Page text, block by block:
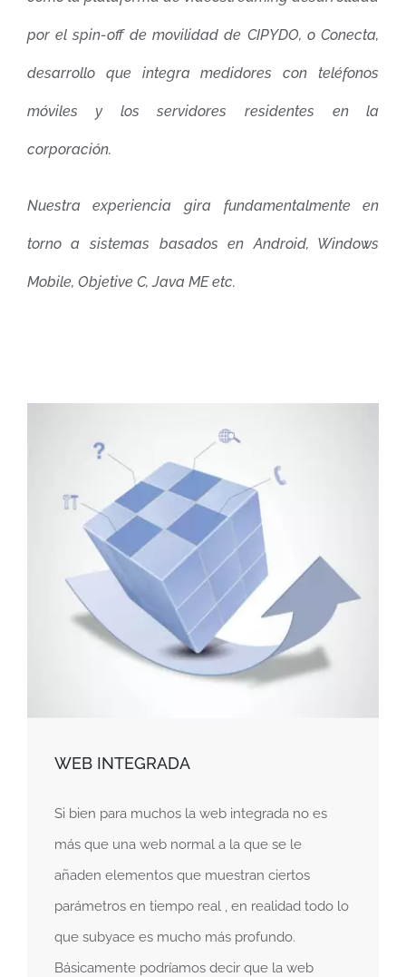
por el spin-off de movilidad de CIPYDO, o Conecta,
desarrollo que integra medidores con teléfonos
móviles y los servidores residentes en la
corporación.
Nuestra experiencia gira fundamentalmente en
torno a sistemas basados en Android, Windows
Mobile, Objetive C, Java ME etc.
WEB INTEGRADA
Si bien para muchos la web integrada no es
más que una web normal a la que se le
añaden elementos que muestran ciertos
parámetros en tiempo real , en realidad todo lo
que subyace es mucho más profundo.
Básicamente podríamos decir que la web